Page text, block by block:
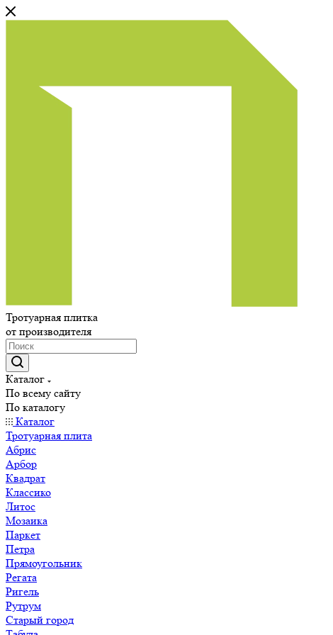
Тротуарная плитка
от производителя
Каталог
По всему сайту
По каталогу
Каталог
Тротуарная плита
Абрис
Арбор
Квадрат
Классико
Литос
Мозаика
Паркет
Петра
Прямоугольник
Регата
Ригель
Рутрум
Старый город